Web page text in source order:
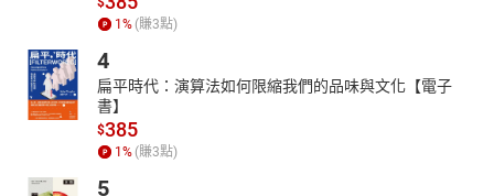
學和旅遊，享受教學相長的過程。
目錄
第一章 よろしく 請多指教
1-1午後でも「おはよう」って 下午也說「おはよう」
1-2紹介する 介紹
1 % (賺3點)
4
扁平時代：演算法如何限縮我們的品味與文化【電子
書】
$385
1 % (賺3點)
5